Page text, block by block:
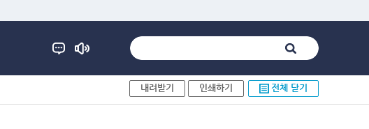
내려받기 인쇄하기 전체 닫기